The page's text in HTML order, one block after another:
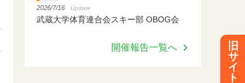
2026/7/16 Update
武蔵大学体育連合会スキー部 OBOG会
開催報告一覧へ
旧
サ
イ
ト